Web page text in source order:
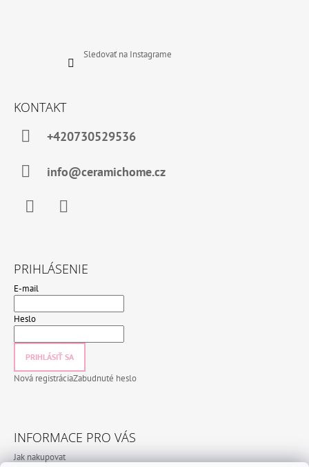
Sledovať na Instagrame
KONTAKT
+420730529536
info@ceramichome.cz
PRIHLÁSENIE
E-mail
Heslo
PRIHLÁSIŤ SA
Nová registráciaZabudnuté heslo
INFORMACE PRO VÁS
Jak nakupovat